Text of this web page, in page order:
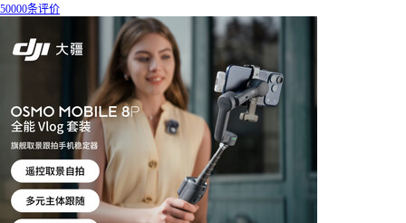
50000条评价